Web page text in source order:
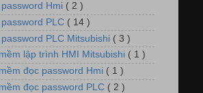
Hmi ( 2 )
PLC ( 14 )
PLC Mitsubishi ( 3 )
lập trình HMI Mitsubishi ( 1 )
đọc password Hmi ( 1 )
đọc password PLC ( 2 )